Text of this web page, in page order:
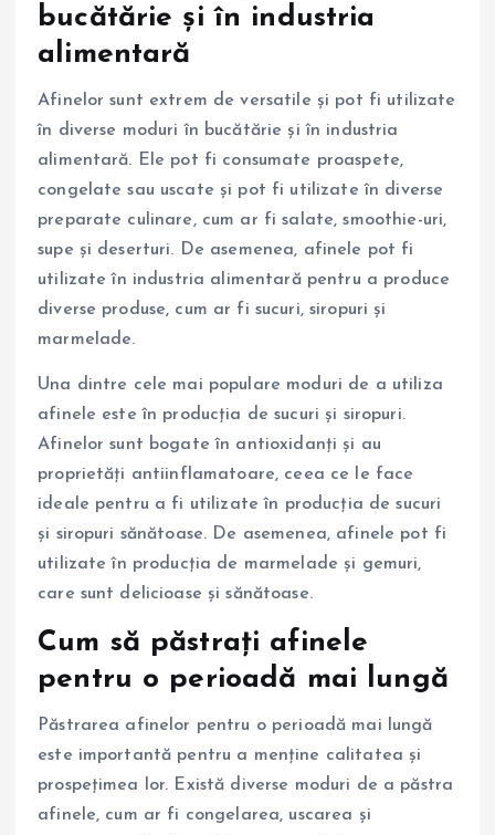
bucătărie și în industria
alimentară
Afinelor sunt extrem de versatile și pot fi utilizate
în diverse moduri în bucătărie și în industria
alimentară. Ele pot fi consumate proaspete,
congelate sau uscate și pot fi utilizate în diverse
preparate culinare, cum ar fi salate, smoothie-uri,
supe și deserturi. De asemenea, afinele pot fi
utilizate în industria alimentară pentru a produce
diverse produse, cum ar fi sucuri, siropuri și
marmelade.
Una dintre cele mai populare moduri de a utiliza
afinele este în producția de sucuri și siropuri.
Afinelor sunt bogate în antioxidanți și au
proprietăți antiinflamatoare, ceea ce le face
ideale pentru a fi utilizate în producția de sucuri
și siropuri sănătoase. De asemenea, afinele pot fi
utilizate în producția de marmelade și gemuri,
care sunt delicioase și sănătoase.
Cum să păstrați afinele
pentru o perioadă mai lungă
Păstrarea afinelor pentru o perioadă mai lungă
este importantă pentru a menține calitatea și
prospețimea lor. Există diverse moduri de a păstra
afinele, cum ar fi congelarea, uscarea și